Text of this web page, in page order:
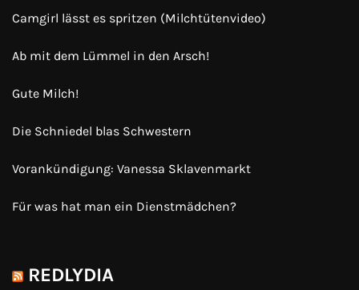
Camgirl lässt es spritzen (Milchtütenvideo)
Ab mit dem Lümmel in den Arsch!
Gute Milch!
Die Schniedel blas Schwestern
Vorankündigung: Vanessa Sklavenmarkt
Für was hat man ein Dienstmädchen?
REDLYDIA